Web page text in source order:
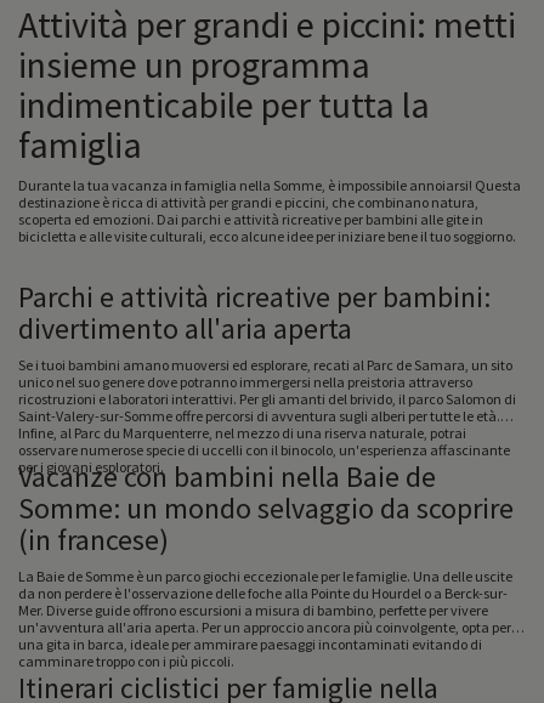
Attività per grandi e piccini: metti
insieme un programma
indimenticabile per tutta la
famiglia
Durante la tua vacanza in famiglia nella Somme, è impossibile annoiarsi! Questa
destinazione è ricca di attività per grandi e piccini, che combinano natura,
scoperta ed emozioni. Dai parchi e attività ricreative per bambini alle gite in
bicicletta e alle visite culturali, ecco alcune idee per iniziare bene il tuo soggiorno.
Parchi e attività ricreative per bambini:
divertimento all'aria aperta
Se i tuoi bambini amano muoversi ed esplorare, recati al Parc de Samara, un sito
unico nel suo genere dove potranno immergersi nella preistoria attraverso
ricostruzioni e laboratori interattivi. Per gli amanti del brivido, il parco Salomon di
Saint-Valery-sur-Somme offre percorsi di avventura sugli alberi per tutte le età.
Infine, al Parc du Marquenterre, nel mezzo di una riserva naturale, potrai
osservare numerose specie di uccelli con il binocolo, un'esperienza affascinante
per i giovani esploratori.
Vacanze con bambini nella Baie de
Somme: un mondo selvaggio da scoprire
(in francese)
La Baie de Somme è un parco giochi eccezionale per le famiglie. Una delle uscite
da non perdere è l'osservazione delle foche alla Pointe du Hourdel o a Berck-sur-
Mer. Diverse guide offrono escursioni a misura di bambino, perfette per vivere
un'avventura all'aria aperta. Per un approccio ancora più coinvolgente, opta per
una gita in barca, ideale per ammirare paesaggi incontaminati evitando di
camminare troppo con i più piccoli.
Itinerari ciclistici per famiglie nella